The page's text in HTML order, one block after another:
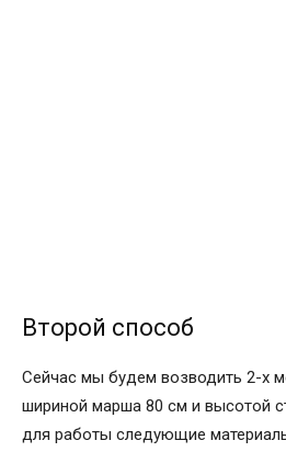
Второй способ
Сейчас мы будем возводить 2-х
шириной марша 80 см и высотой
для работы следующие